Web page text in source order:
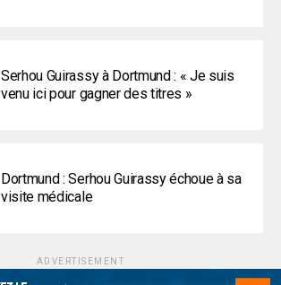
Serhou Guirassy à Dortmund : « Je suis
venu ici pour gagner des titres »
Dortmund : Serhou Guirassy échoue à sa
visite médicale
ADVERTISEMENT